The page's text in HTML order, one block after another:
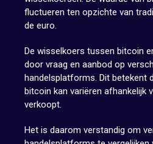
fluctueren ten opzichte van
de euro.
De wisselkoers tussen bitcoin
door vraag en aanbod op
handelsplatforms. Dit betekent
bitcoin kan variëren afhankelijk
verkoopt.
Het is daarom verstandig om